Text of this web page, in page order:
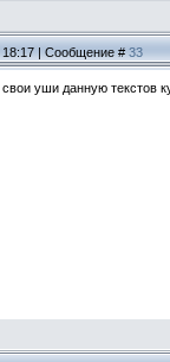
18:17 | Сообщение #33
свои уши данную